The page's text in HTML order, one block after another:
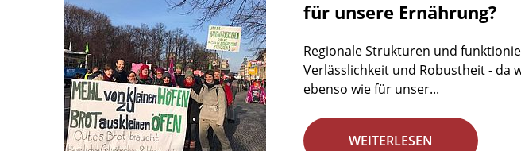
für unsere Ernährung?
Regionale Strukturen und
Verlässlichkeit und Robustheit - da
ebenso wie für unser...
WEITERLESEN